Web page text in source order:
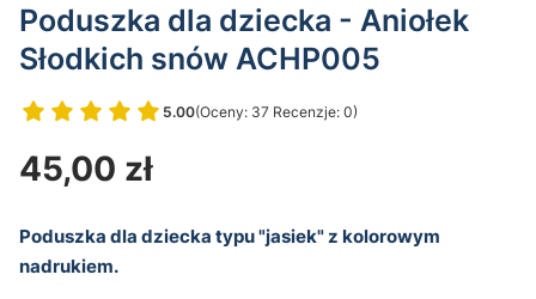
Poduszka dla dziecka - Aniołek
Słodkich snów ACHP005
5.00(Oceny: 37 Recenzje: 0)
Przejdź do sekcji Opinie
Cena
45,00 zł
Poduszka dla dziecka typu "jasiek" z kolorowym
nadrukiem.